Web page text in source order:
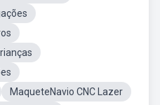
MaqueteNavio CNC Lazer